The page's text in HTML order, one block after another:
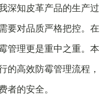
深知皮革产品的生产过
要对品质严格把控。在
管理更是重中之重。本
的高效防霉管理流程，
者的安全。